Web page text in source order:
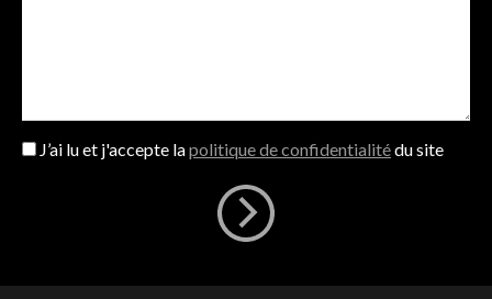
J’ai lu et j'accepte lapolitique de confidentialitédu site